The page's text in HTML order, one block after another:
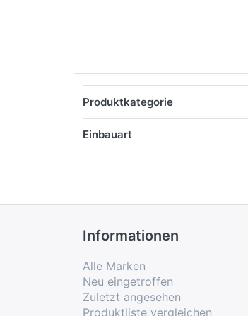
Produktkategorie
Einbauart
Informationen
Alle Marken
Neu eingetroffen
Zuletzt angesehen
Produktliste vergleichen